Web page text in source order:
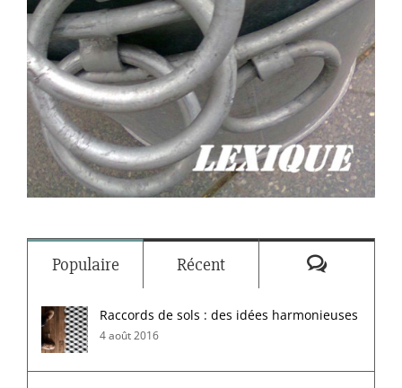
Populaire Récent
Raccords de sols : des idées harmonieuses
4 août 2016